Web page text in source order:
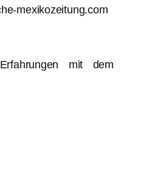
mexikozeitung.com
mit dem